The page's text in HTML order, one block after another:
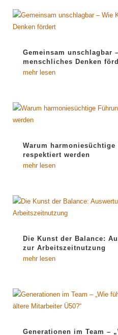
Gemeinsam unschlagbar
menschliches Denken
mehr lesen
Warum
respektiert werden
mehr lesen
Die Kunst der Balance:
zur Arbeitszeitnutzung
mehr lesen
Generationen im Team –